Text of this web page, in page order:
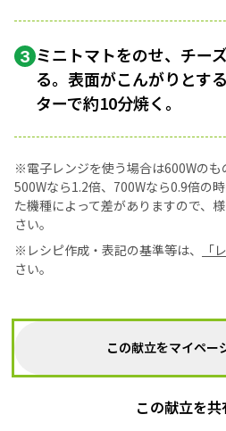
3 ミニトマトをのせ、チー
る。表面がこんがりとす
ターで約10分焼く。
※電子レンジを使う場合は600Wのも
500Wなら1.2倍、700Wなら0.9倍の
た機種によって差がありますので、
さい。
※レシピ作成・表記の基準等は、
「
さい。
この献立をマイペー
この献立を共